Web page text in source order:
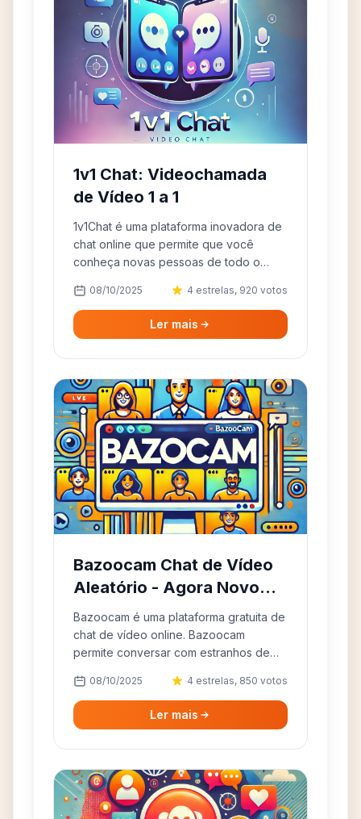
1v1 Chat: Videochamada
de Vídeo 1 a 1
1v1Chat é uma plataforma inovadora de
chat online que permite que você
conheça novas pessoas de todo o
instantâneas e bate-papos de vídeo
privados.
08/10/2025 4 estrelas, 920 votos
Ler mais
Bazoocam Chat de Vídeo
Aleatório - Agora Novo
Chat
Bazoocam é uma plataforma gratuita de
chat de vídeo online. Bazoocam
permite conversar com estranhos de
divertir juntos.
08/10/2025 4 estrelas, 850 votos
Ler mais